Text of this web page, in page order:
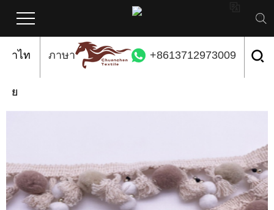
ภาษ
าไท
ย
ภาษา +8613712973009